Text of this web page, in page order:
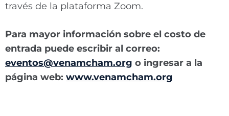
través de la plataforma Zoom.
Para mayor información sobre el costo de
entrada puede escribir al correo:
eventos@venamcham.org o ingresar a la
página web: www.venamcham.org